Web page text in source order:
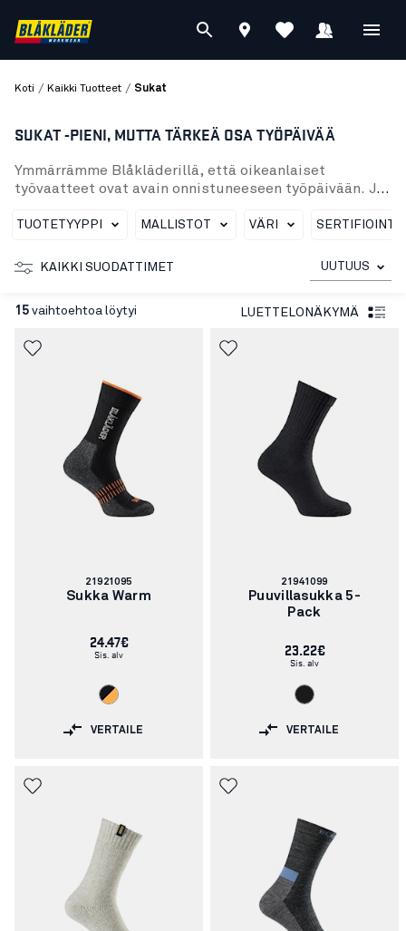
Koti / Kaikki Tuotteet / Sukat
SUKAT -PIENI, MUTTA TÄRKEÄ OSA TYÖPÄIVÄÄ
Ymmärrämme Blåkläderillä, että oikeanlaiset
työvaatteet ovat avain onnistuneeseen työpäivään. Ja
Siksi tarjoamme valikoiman toiminnallisia sukkia
työntekoon. Mallistostamme löytyy sukkia kaikkiin
tilaisuuksiin kuten perinteiset puuvillasukat,
villasukat ja jopa palosuojatut sukat. Olivatpa
TUOTETYYPPI MALLISTOT VÄRI SERTIFIOINTI
KAIKKI SUODATTIMET UUTUUS
15 vaihtoehtoa löytyi LUETTELONÄKYMÄ
Tuotenumero:
21921095
Sukka Warm
24.47€
Sis. alv
VERTAILE
Tuotenumero:
21941099
Puuvillasukka 5-
Pack
23.22€
Sis. alv
VERTAILE